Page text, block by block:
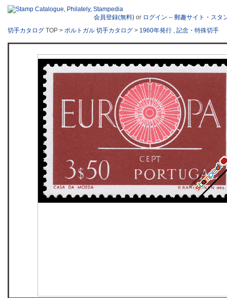
会員登録(無料) or ログイン -- 郵趣サイト・スタ
切手カタログ TOP > ポルトガル 切手カタログ > 1960年発行 , 記念・特殊切手